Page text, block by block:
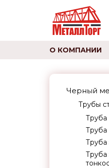
О КОМПАНИИ
Черный
Трубы
Труба
Труба
Труба
Труба